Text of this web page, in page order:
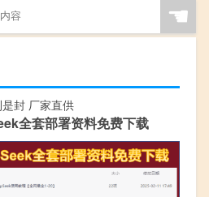
☚
全套部署资料免费下载